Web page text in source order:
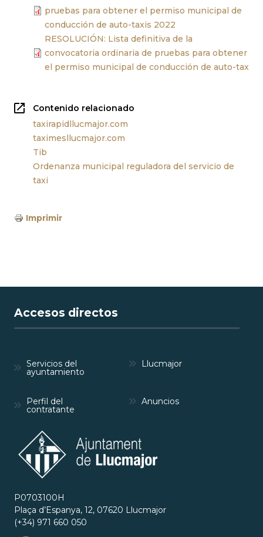
pruebas para obtener el permiso municipal de
conducción de auto-taxis 2022
RESOLUCIÓN: Lista definitiva de la
convocatoria ordinaria de pruebas para obtener
el permiso municipal de conducción de auto-tax
Contenido relacionado
taxirapidllucmajor.com
taximesllucmajor.com
Tib
Ordenanza municipal reguladora del servicio de
taxi
Imprimir
Accesos directos
Servicios del
ayuntamiento
Llucmajor
Perfil del
contratante
Anuncios
P0703100H
Plaça d’Espanya, 12, 07620 Llucmajor
(+34) 971 660 050